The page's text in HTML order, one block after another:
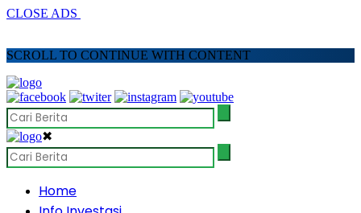
CLOSE ADS
SCROLL TO CONTINUE WITH CONTENT
✖
Home